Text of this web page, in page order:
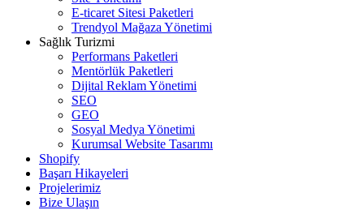
E-ticaret Sitesi Paketleri
Trendyol Mağaza Yönetimi
Sağlık Turizmi
Performans Paketleri
Mentörlük Paketleri
Dijital Reklam Yönetimi
SEO
GEO
Sosyal Medya Yönetimi
Kurumsal Website Tasarımı
Shopify
Başarı Hikayeleri
Projelerimiz
Bize Ulaşın